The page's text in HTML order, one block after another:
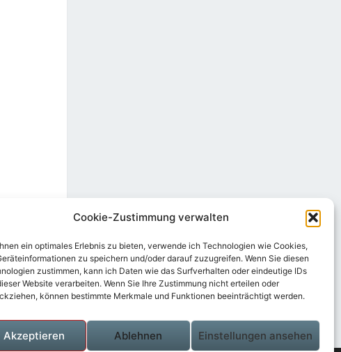
Cookie-Zustimmung verwalten
ein optimales Erlebnis zu bieten, verwende ich Technologien wie Cookies,
zu speichern und/oder darauf zuzugreifen. Wenn Sie diesen
zustimmen, kann ich Daten wie das Surfverhalten oder eindeutige IDs
Website verarbeiten. Wenn Sie Ihre Zustimmung nicht erteilen oder
können bestimmte Merkmale und Funktionen beeinträchtigt werden.
Akzeptieren Ablehnen Einstellungen ansehen